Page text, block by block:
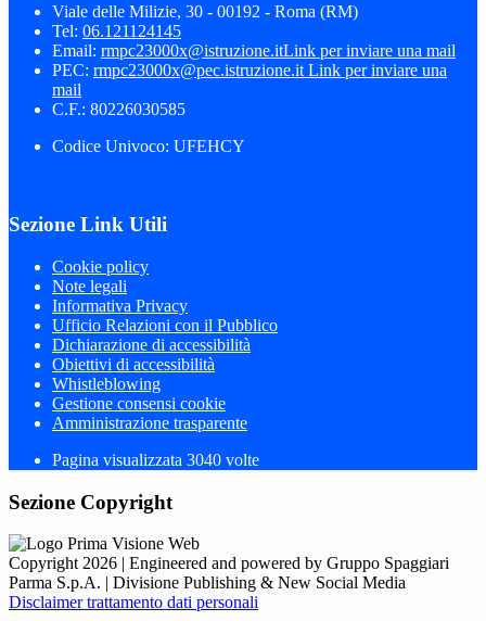
Viale delle Milizie, 30 - 00192 - Roma (RM)
Tel: 06.121124145
Email: rmpc23000x@istruzione.itLink per inviare una mail
PEC: rmpc23000x@pec.istruzione.it Link per inviare una
mail
C.F.: 80226030585
Codice Univoco: UFEHCY
Sezione Link Utili
Cookie policy
Note legali
Informativa Privacy
Ufficio Relazioni con il Pubblico
Dichiarazione di accessibilità
Obiettivi di accessibilità
Whistleblowing
Gestione consensi cookie
Amministrazione trasparente
Pagina visualizzata 3040 volte
Sezione Copyright
Copyright 2026 | Engineered and powered by Gruppo Spaggiari
Parma S.p.A. | Divisione Publishing & New Social Media
Disclaimer trattamento dati personali